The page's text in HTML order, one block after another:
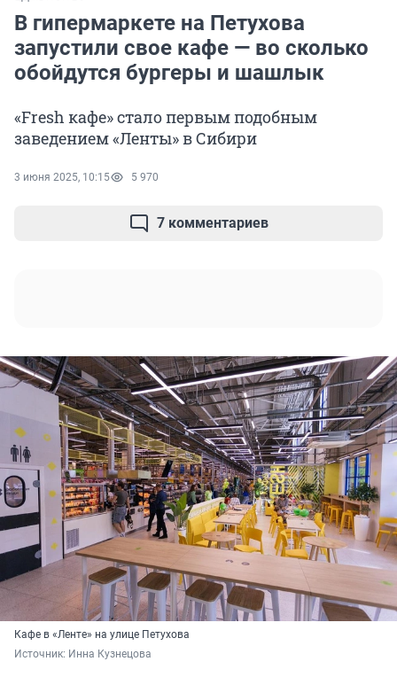
В гипермаркете на Петухова
запустили свое кафе — во сколько
обойдутся бургеры и шашлык
«Fresh кафе» стало первым подобным
заведением «Ленты» в Сибири
3 июня 2025, 10:15 5 970
7 комментариев
Кафе в «Ленте» на улице Петухова
Источник: Инна Кузнецова